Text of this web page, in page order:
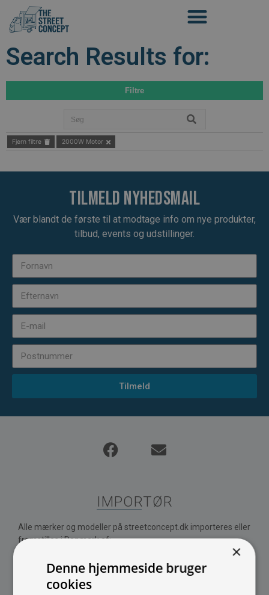
Search Results for:
Filtre
Fjern filtre 2000W Motor
Tilmeld nyhedsmail
Vær blandt de første til at modtage info om nye produkter,
tilbud, events og udstillinger.
Tilmeld
IMPORTØR
Alle mærker og modeller på streetconcept.dk importeres eller
fremstilles i Danmark af:
Thomas Møller Pedersen Aps.
Elmevej 18, Glyngøre 7870 Roslev
×
Denne hjemmeside bruger
cookies